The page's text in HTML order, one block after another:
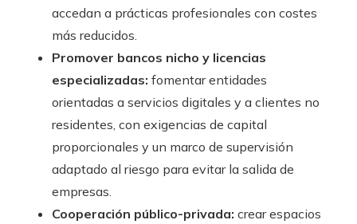
accedan a prácticas profesionales con costes
más reducidos.
Promover bancos nicho y licencias
especializadas: fomentar entidades
orientadas a servicios digitales y a clientes no
residentes, con exigencias de capital
proporcionales y un marco de supervisión
adaptado al riesgo para evitar la salida de
empresas.
Cooperación público-privada: crear espacios